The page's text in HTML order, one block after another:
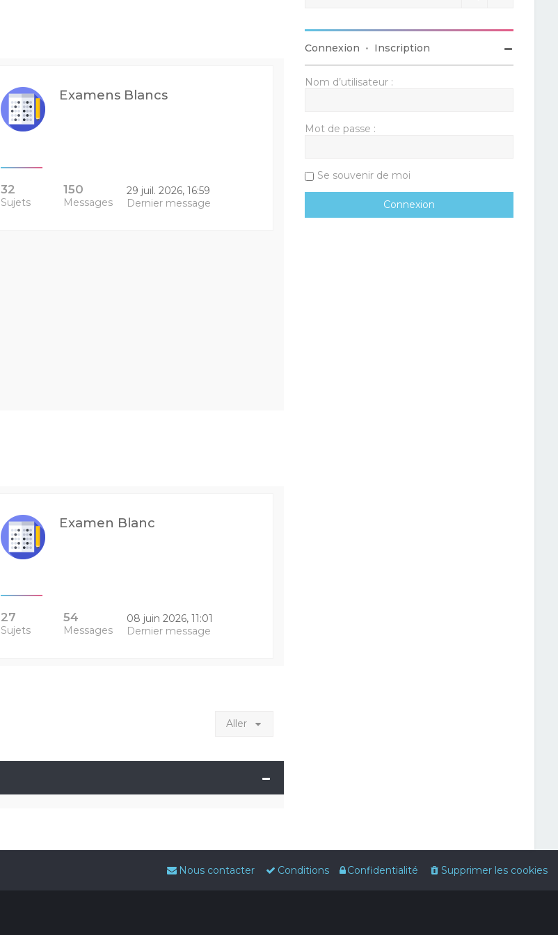
Examens Blancs
32
Sujets
150
Messages
29 juil. 2026, 16:59
Dernier message
Examen Blanc
27
Sujets
54
Messages
08 juin 2026, 11:01
Dernier message
Aller
Connexion • Inscription
Nom d’utilisateur :
Mot de passe :
Se souvenir de moi
Supprimer les cookies
Confidentialité
Conditions
Nous contacter